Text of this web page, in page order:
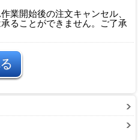
業開始後の注文キャンセル、
ることができません。ご了承